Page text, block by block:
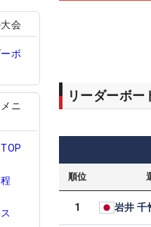
会
ボ
ニ
リーダーボー
順位
1 岩井 千